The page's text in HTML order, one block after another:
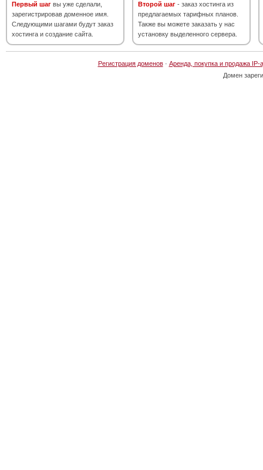
Первый шаг вы уже сделали,
зарегистрировав доменное имя.
Следующими шагами будут заказ
хостинга и создание сайта.
Второй шаг - заказ хостинга из
предлагаемых тарифных планов.
Также вы можете заказать у нас
установку выделенного сервера.
Регистрация доменов· Аренда, покупка и продажа IP-
Домен